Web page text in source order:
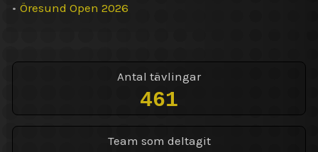
• Öresund Open 2026
Antal tävlingar
461
Team som deltagit